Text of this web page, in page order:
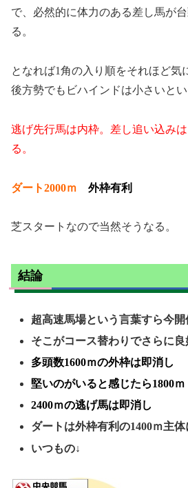
で、必然的に体力のある差し馬が
る。
となれば1角の入り順をそれほど気
後方勢でもビハインドは小さいとい
逃げ先行馬は内枠。差し追い込み
る。
ダート2000ｍ 外枠有利
芝スタートなので当然そうなる。
結論
超高速馬場という言葉すら今開
そこがコース替わりでさらに良
多頭数1600ｍの外枠は即消し
堅いのがいると感じたら1800ｍ
2400ｍの逃げ馬は即消し
ダートは外枠有利の1400ｍ主体
いつもの↓